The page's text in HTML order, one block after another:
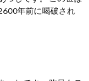
年前に喝破され